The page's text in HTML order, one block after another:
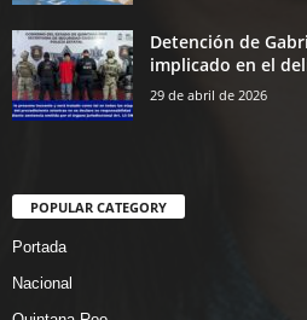
Detención de
implicado en el
29 de abril de 2026
POPULAR CATEGORY
Portada
Nacional